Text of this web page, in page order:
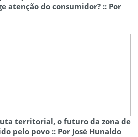
atenção do consumidor? :: Por
territorial, o futuro da zona de
pelo povo :: Por José Hunaldo